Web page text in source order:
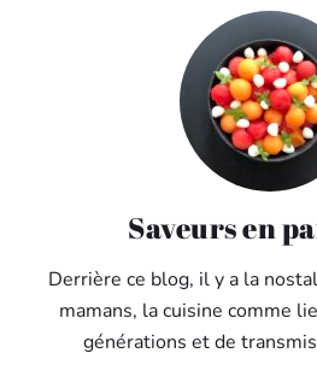
Saveurs en
Derrière ce blog, il y a la
mamans, la cuisine comme
générations et de